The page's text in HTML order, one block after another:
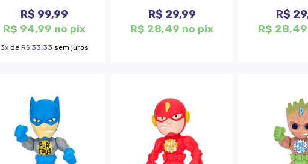
R$ 99,99
R$ 94,99 no pix
3xde R$ 33,33 sem juros
R$ 29,99
R$ 28,49 no pix
R$
R$